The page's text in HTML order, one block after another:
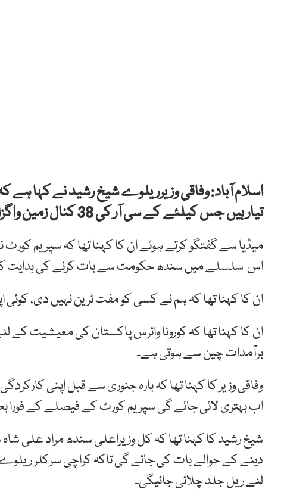
اسلام آباد: وفاقی وزیرریلوے شیخ رشید نے کہا
تیار ہیں جس کیلئےکے سی آر کی 38 کنال زمین واگزار کرالی ہے۔
اس سلسلے میں سندھ حکومت سے بات کرنے کی ہدایت
ان کا کہنا تھا کہ ہم نے کسی کو مفت ٹرین نہیں دی،
ان کا کہنا تھا کہ کورونا وائرس پاکستان کی معیشیت کے
برآمدات چین سے ہوتی ہے۔
وفاقی وزیر کا کہنا تھا کہ بارہ جنوری سے قبل اپنی
اب بہتری لائی جائے گی سپریم کورٹ کے فیصلے کے فورا
شیخ رشید کا کہنا تھا کہ کل وزیراعلی سندھ مراد
دینے کے حوالے بات کی جائے گی تاکہ کراچی سرکلر
لئے ریل جلد چلائی جائیگی۔